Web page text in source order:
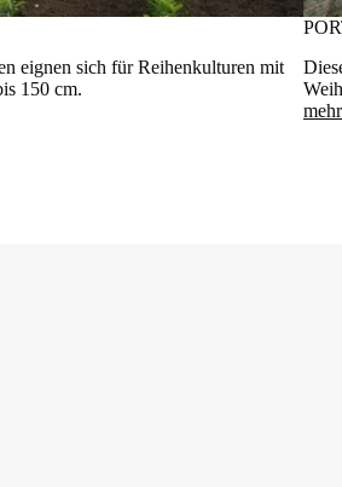
eignen sich für Reihenkulturen mit
150 cm.